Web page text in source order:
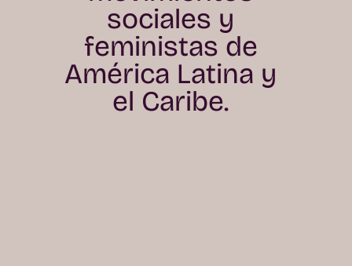
sociales y
feministas de
América Latina y
el Caribe.